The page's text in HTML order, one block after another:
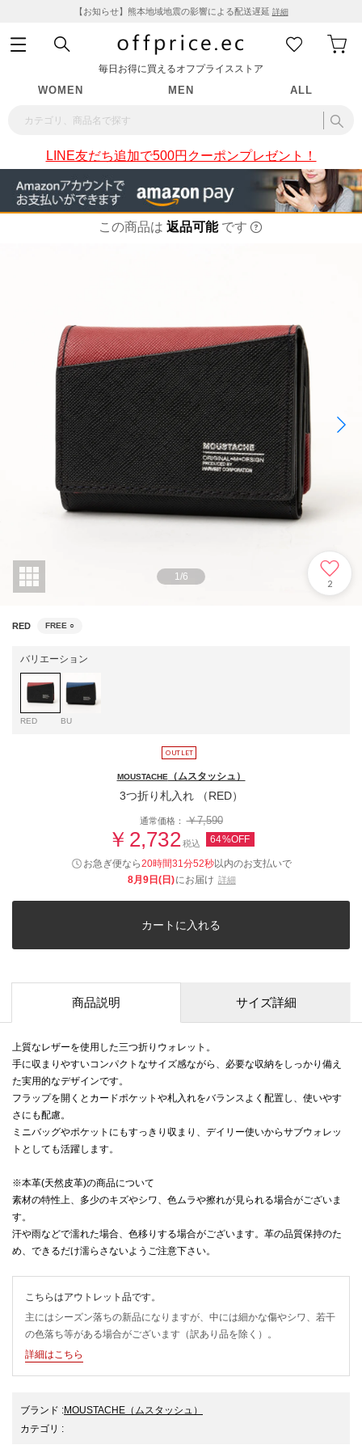
【お知らせ】熊本地域地震の影響による配送遅延 詳細
毎日お得に買えるオフプライスストア
WOMEN MEN ALL
LINE友だち追加で500円クーポンプレゼント！
この商品は 返品可能 です
1/6
2
RED FREE ○
バリエーション
RED BU
MOUSTACHE（ムスタッシュ）
3つ折り札入れ （RED）
通常価格：￥7,590
￥2,732税込 64%OFF
お急ぎ便なら20時間31分52秒以内のお支払いで
8月9日(日)にお届け 詳細
カートに入れる
商品説明 サイズ詳細
上質なレザーを使用した三つ折りウォレット。
手に収まりやすいコンパクトなサイズ感ながら、必要な収納をしっかり備え
た実用的なデザインです。
フラップを開くとカードポケットや札入れをバランスよく配置し、使いやす
さにも配慮。
ミニバッグやポケットにもすっきり収まり、デイリー使いからサブウォレッ
トとしても活躍します。
※本革(天然皮革)の商品について
素材の特性上、多少のキズやシワ、色ムラや擦れが見られる場合がございま
す。
汗や雨などで濡れた場合、色移りする場合がございます。革の品質保持のた
め、できるだけ濡らさないようご注意下さい。
こちらはアウトレット品です。
主にはシーズン落ちの新品になりますが、中には細かな傷やシワ、若干
の色落ち等がある場合がございます（訳あり品を除く）。
詳細はこちら
ブランド :MOUSTACHE （ムスタッシュ）
カテゴリ :